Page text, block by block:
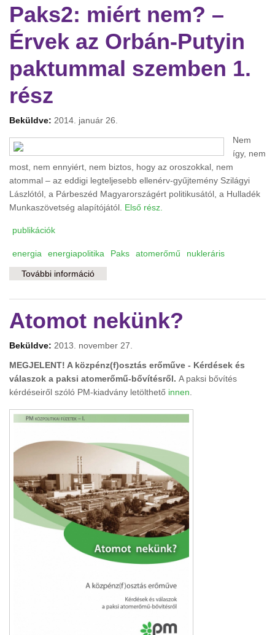
Paks2: miért nem? –
Érvek az Orbán-Putyin
paktummal szemben 1.
rész
Beküldve: 2014. január 26.
Nem
így, nem
most, nem ennyiért, nem biztos, hogy az oroszokkal, nem
atommal – az eddigi legteljesebb ellenérv-gyűjtemény Szilágyi
Lászlótól, a Párbeszéd Magyarországért politikusától, a Hulladék
Munkaszövetség alapítójától. Első rész.
publikációk
energia energiapolitika Paks atomerőmű nukleráris
További információ
kapcsolatosan
Atomot nekünk?
Beküldve: 2013. november 27.
MEGJELENT! A közpénz(f)osztás erőműve - Kérdések és
válaszok a paksi atomerőmű-bővítésről. A paksi bővítés
kérdéseiről szóló PM-kiadvány letölthető innen